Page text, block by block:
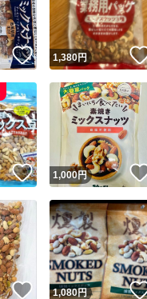
いいね！
1,380円
いいね！
1,000円
いいね！
1,080円